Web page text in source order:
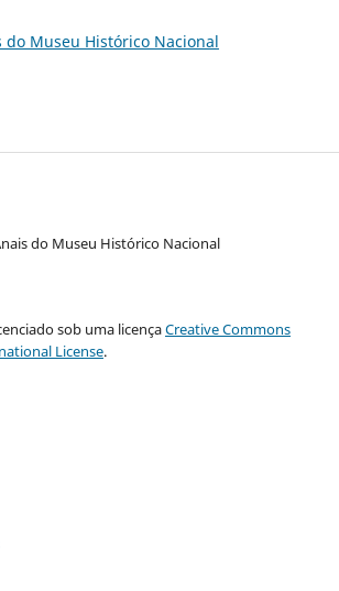
do Museu Histórico Nacional
do Museu Histórico Nacional
sob uma licençaCreative Commons
License.